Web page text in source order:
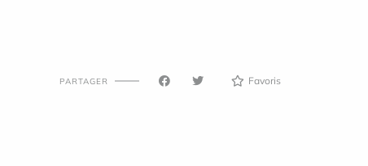
PARTAGER Favoris